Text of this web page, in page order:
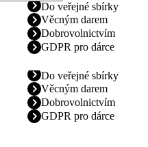
Do veřejné sbírky
Věcným darem
Dobrovolnictvím
GDPR pro dárce
Do veřejné sbírky
Věcným darem
Dobrovolnictvím
GDPR pro dárce